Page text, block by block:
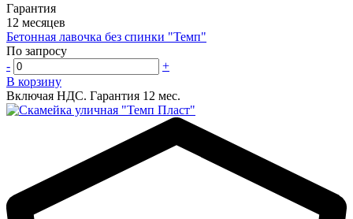
Гарантия
12 месяцев
Бетонная лавочка без спинки "Темп"
По запросу
-
+
В корзину
Включая НДС. Гарантия 12 мес.